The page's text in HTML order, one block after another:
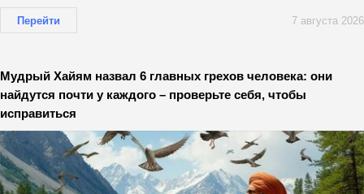
Перейти 7 августа 2026
Мудрый Хайям назвал 6 главных грехов человека: они
найдутся почти у каждого – проверьте себя, чтобы
исправиться